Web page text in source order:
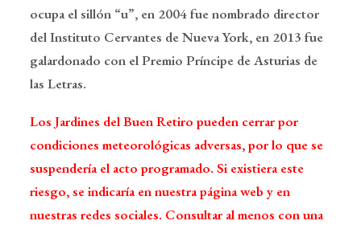
ocupa el sillón “u”, en 2004 fue nombrado director
del Instituto Cervantes de Nueva York, en 2013 fue
galardonado con el Premio Príncipe de Asturias de
las Letras.
Los Jardines del Buen Retiro pueden cerrar por
condiciones meteorológicas adversas, por lo que se
suspendería el acto programado. Si existiera este
riesgo, se indicaría en nuestra página web y en
nuestras redes sociales. Consultar al menos con una